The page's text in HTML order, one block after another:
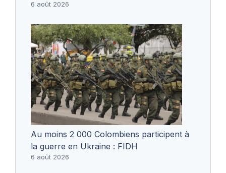
6 août 2026
Au moins 2 000 Colombiens participent à
la guerre en Ukraine : FIDH
6 août 2026